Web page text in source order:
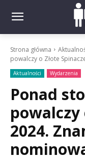
Strona główna
powalczy o Złote
Aktualności Wydarzenia
Ponad
powalczy
2024.